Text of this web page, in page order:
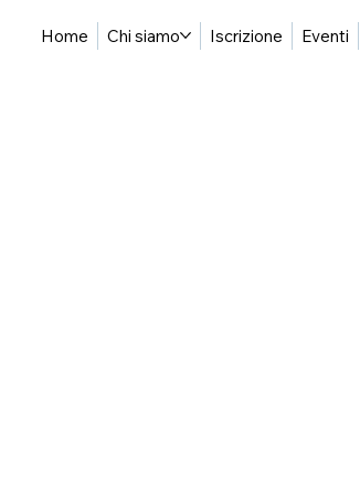
Home Chi siamo Iscrizione Eventi